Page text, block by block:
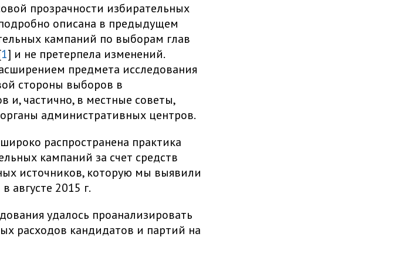
прозрачности избирательных
описана в предыдущем
кампаний по выборам глав
1] и не претерпела изменений.
предмета исследования
стороны выборов в
и, частично, в местные советы,
административных центров.
распространена практика
кампаний за счет средств
источников, которую мы выявили
августе 2015 г.
удалось проанализировать
расходов кандидатов и партий на